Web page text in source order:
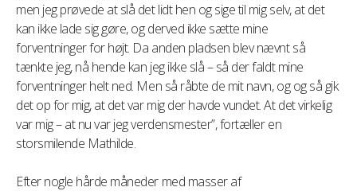
men jeg prøvede at slå det lidt hen og sige til mig selv, at det
kan ikke lade sig gøre, og derved ikke sætte mine
forventninger for højt. Da anden pladsen blev nævnt så
tænkte jeg, nå hende kan jeg ikke slå – så der faldt mine
forventninger helt ned. Men så råbte de mit navn, og og så gik
det op for mig, at det var mig der havde vundet. At det virkelig
var mig – at nu var jeg verdensmester”, fortæller en
storsmilende Mathilde.
Efter nogle hårde måneder med masser af